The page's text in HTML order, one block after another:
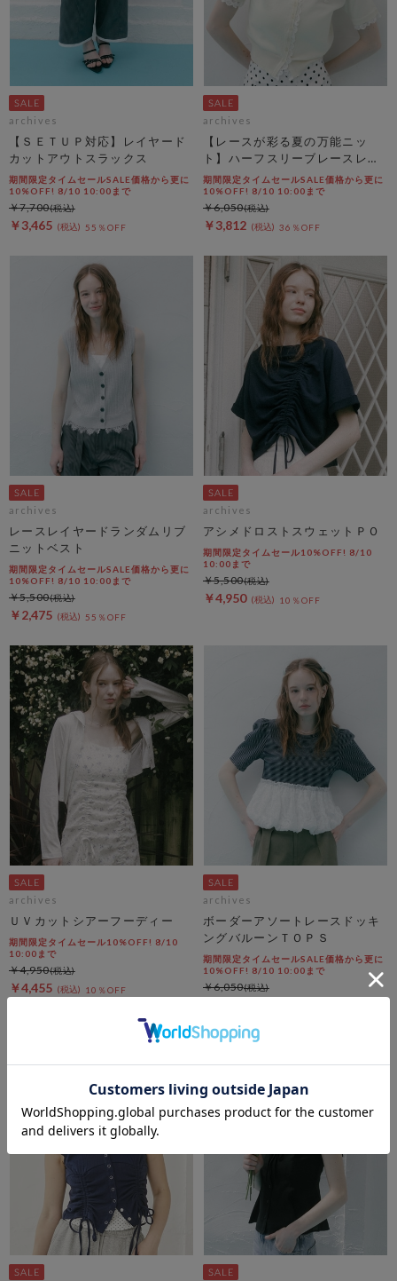
archives
【ＳＥＴＵＰ対応】レイヤード
カットアウトスラックス
期間限定タイムセールSALE価格から更に
10%OFF! 8/10 10:00まで
￥3,465 55％OFF
￥7,700
archives
【レースが彩る夏の万能ニッ
ト】ハーフスリーブレースレイ
ヤードニットカーディガン
期間限定タイムセールSALE価格から更に
10%OFF! 8/10 10:00まで
￥3,812 36％OFF
￥6,050
archives
レースレイヤードランダムリブ
ニットベスト
期間限定タイムセールSALE価格から更に
10%OFF! 8/10 10:00まで
￥2,475 55％OFF
￥5,500
archives
アシメドロストスウェットＰＯ
期間限定タイムセール10%OFF! 8/10
10:00まで
￥4,950 10％OFF
￥5,500
archives
ＵＶカットシアーフーディー
期間限定タイムセール10%OFF! 8/10
10:00まで
￥4,455 10％OFF
￥4,950
archives
ボーダーアソートレースドッキ
ングバルーンＴＯＰＳ
期間限定タイムセールSALE価格から更に
10%OFF! 8/10 10:00まで
￥6,050